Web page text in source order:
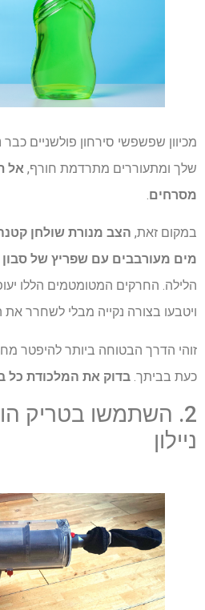
מכיוון שפשפשי סירחון פולשניים
שלך ומתעוררים מתרדמת חורף, אל
מסרחים
במקום זאת, הצב מנורת שולחן
מים מעורבבים עם שפריץ של סבון
הלילה. החרקים המטומטמים הללו
ויטבעו בצורה נקייה מבלי לשחרר
זוהי הדרך הבטוחה ביותר להיפטר
כעת בביתך. בדוק את המלכודת כל
2. השתמשו בטריק
ניילון